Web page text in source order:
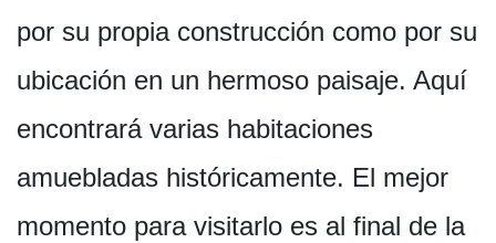
por su propia construcción como por su
ubicación en un hermoso paisaje. Aquí
encontrará varias habitaciones
amuebladas históricamente. El mejor
momento para visitarlo es al final de la